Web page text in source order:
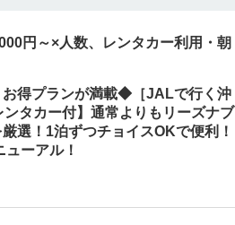
円～×人数、レンタカー利用・朝
得プランが満載◆［JALで行く沖
タカー付】通常よりもリーズナブ
選！1泊ずつチョイスOKで便利！
ーアル！